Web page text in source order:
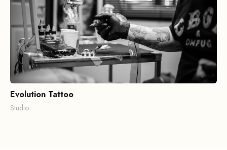
Evolution Tattoo
Studio